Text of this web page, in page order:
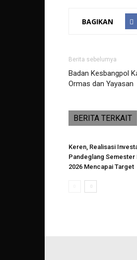
BAGIKAN
Berita sebelumya
Badan Kesbangpol
Ormas dan Yayasan
BERITA TERKAIT
Keren, Realisasi
Pandeglang Semester
2026 Mencapai Target